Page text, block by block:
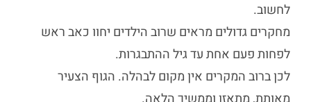
לחשוב.
מחקרים גדולים מראים שרוב הילדים יחוו כאב ראש
לפחות פעם אחת עד גיל ההתבגרות.
לכן ברוב המקרים אין מקום לבהלה. הגוף הצעיר